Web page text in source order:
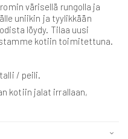
värisellä rungolla ja
uniikin ja tyylikkään
löydy. Tilaa uusi
kotiin toimitettuna.
/ peili.
kotiin jalat irrallaan,